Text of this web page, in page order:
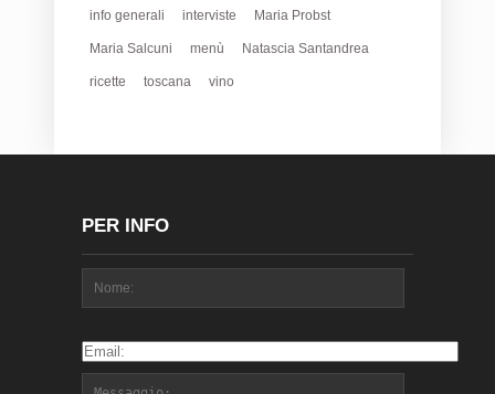
info generali interviste Maria Probst
Maria Salcuni menù Natascia Santandrea
ricette toscana vino
PER INFO